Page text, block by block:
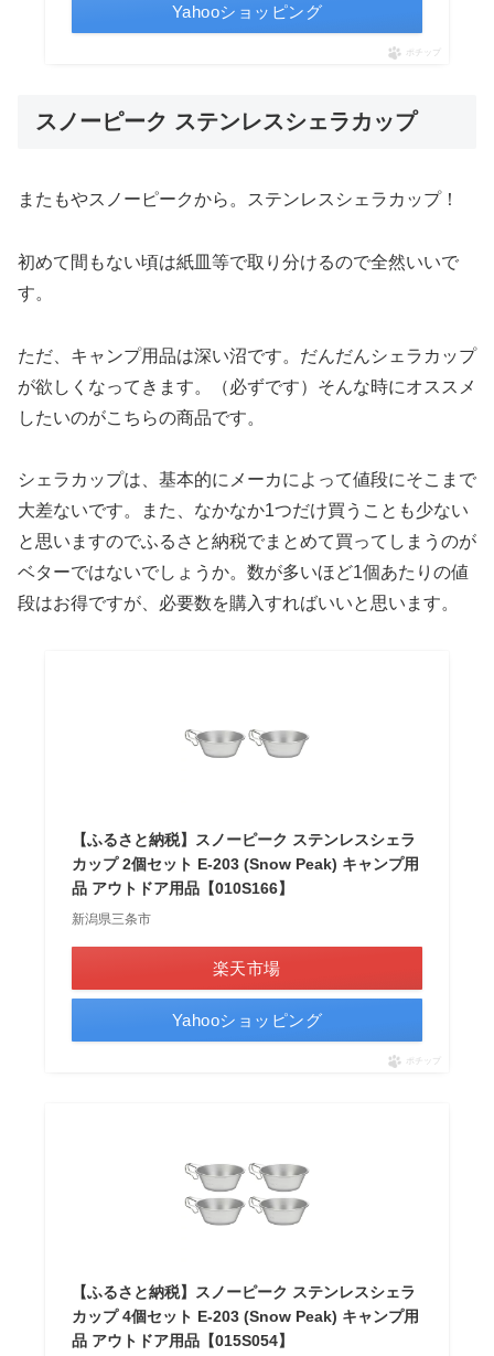
Yahooショッピング
ポチップ
スノーピーク ステンレスシェラカップ
またもやスノーピークから。ステンレスシェラカップ！
初めて間もない頃は紙皿等で取り分けるので全然いいで
す。
ただ、キャンプ用品は深い沼です。だんだんシェラカップ
が欲しくなってきます。（必ずです）そんな時にオススメ
したいのがこちらの商品です。
シェラカップは、基本的にメーカによって値段にそこまで
大差ないです。また、なかなか1つだけ買うことも少ない
と思いますのでふるさと納税でまとめて買ってしまうのが
ベターではないでしょうか。数が多いほど1個あたりの値
段はお得ですが、必要数を購入すればいいと思います。
【ふるさと納税】スノーピーク ステンレスシェラ
カップ 2個セット E-203 (Snow Peak) キャンプ用
品 アウトドア用品【010S166】
新潟県三条市
楽天市場
Yahooショッピング
ポチップ
【ふるさと納税】スノーピーク ステンレスシェラ
カップ 4個セット E-203 (Snow Peak) キャンプ用
品 アウトドア用品【015S054】